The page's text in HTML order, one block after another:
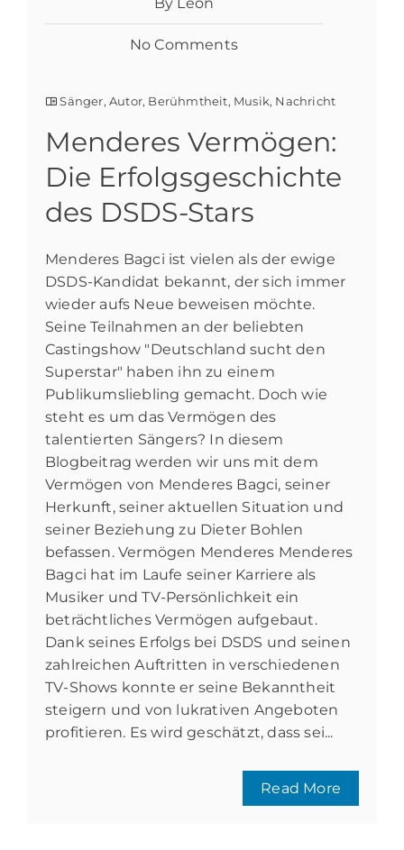
No Comments
Sänger,Autor, Berühmtheit, Musik, Nachricht
Menderes Vermögen:
Die Erfolgsgeschichte
des DSDS-Stars
Menderes Bagci ist vielen als der ewige
DSDS-Kandidat bekannt, der sich immer
wieder aufs Neue beweisen möchte.
Seine Teilnahmen an der beliebten
Castingshow "Deutschland sucht den
Superstar" haben ihn zu einem
Publikumsliebling gemacht. Doch wie
steht es um das Vermögen des
talentierten Sängers? In diesem
Blogbeitrag werden wir uns mit dem
Vermögen von Menderes Bagci, seiner
Herkunft, seiner aktuellen Situation und
seiner Beziehung zu Dieter Bohlen
befassen. Vermögen Menderes Menderes
Bagci hat im Laufe seiner Karriere als
Musiker und TV-Persönlichkeit ein
beträchtliches Vermögen aufgebaut.
Dank seines Erfolgs bei DSDS und seinen
zahlreichen Auftritten in verschiedenen
TV-Shows konnte er seine Bekanntheit
steigern und von lukrativen Angeboten
profitieren. Es wird geschätzt, dass sei...
Read More